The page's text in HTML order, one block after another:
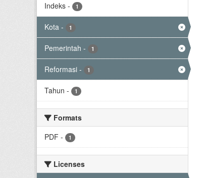
Indeks - 1
Kota - 1
Pemerintah - 1
Reformasi - 1
Tahun - 1
Formats
PDF - 1
Licenses